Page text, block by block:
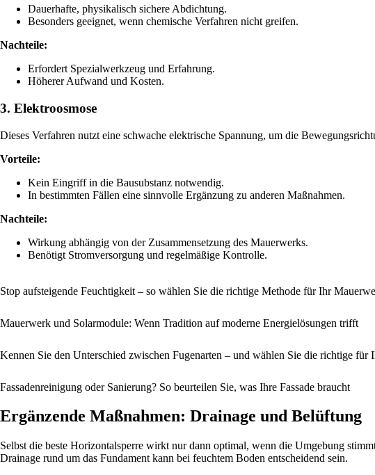
Dauerhafte, physikalisch sichere Abdichtung.
Besonders geeignet, wenn chemische Verfahren nicht greifen.
Nachteile:
Erfordert Spezialwerkzeug und Erfahrung.
Höherer Aufwand und Kosten.
3. Elektroosmose
Dieses Verfahren nutzt eine schwache elektrische Spannung, um die
Vorteile:
Kein Eingriff in die Bausubstanz notwendig.
In bestimmten Fällen eine sinnvolle Ergänzung zu anderen Maßnahmen.
Nachteile:
Wirkung abhängig von der Zusammensetzung des Mauerwerks.
Benötigt Stromversorgung und regelmäßige Kontrolle.
Stop aufsteigende Feuchtigkeit – so wählen Sie die richtige Methode für Ihr
Mauerwerk und Solarmodule: Wenn Tradition auf moderne Energielösungen trifft
Kennen Sie den Unterschied zwischen Fugenarten – und wählen Sie die richtige für
Fassadenreinigung oder Sanierung? So beurteilen Sie, was Ihre Fassade braucht
Ergänzende Maßnahmen: Drainage und Belüftung
Selbst die beste Horizontalsperre wirkt nur dann optimal, wenn die Umgebung
Drainage rund um das Fundament kann bei feuchtem Boden entscheidend sein.